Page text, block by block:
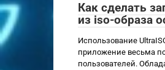
Как сделать
из iso-образа
Использование
приложение весьма
пользователей.